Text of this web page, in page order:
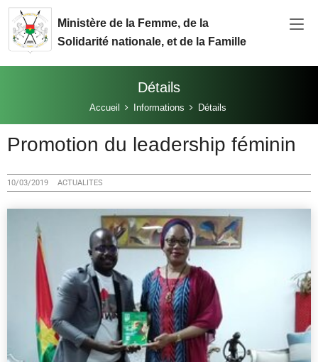
Aller au contenu principal
Ministère de la Femme, de la
Solidarité nationale, et de la Famille
Détails
Accueil Informations Détails
Promotion du leadership féminin
10/03/2019 ACTUALITES